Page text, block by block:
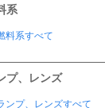
系
料系すべて
プ、レンズ
ンプ、レンズすべて